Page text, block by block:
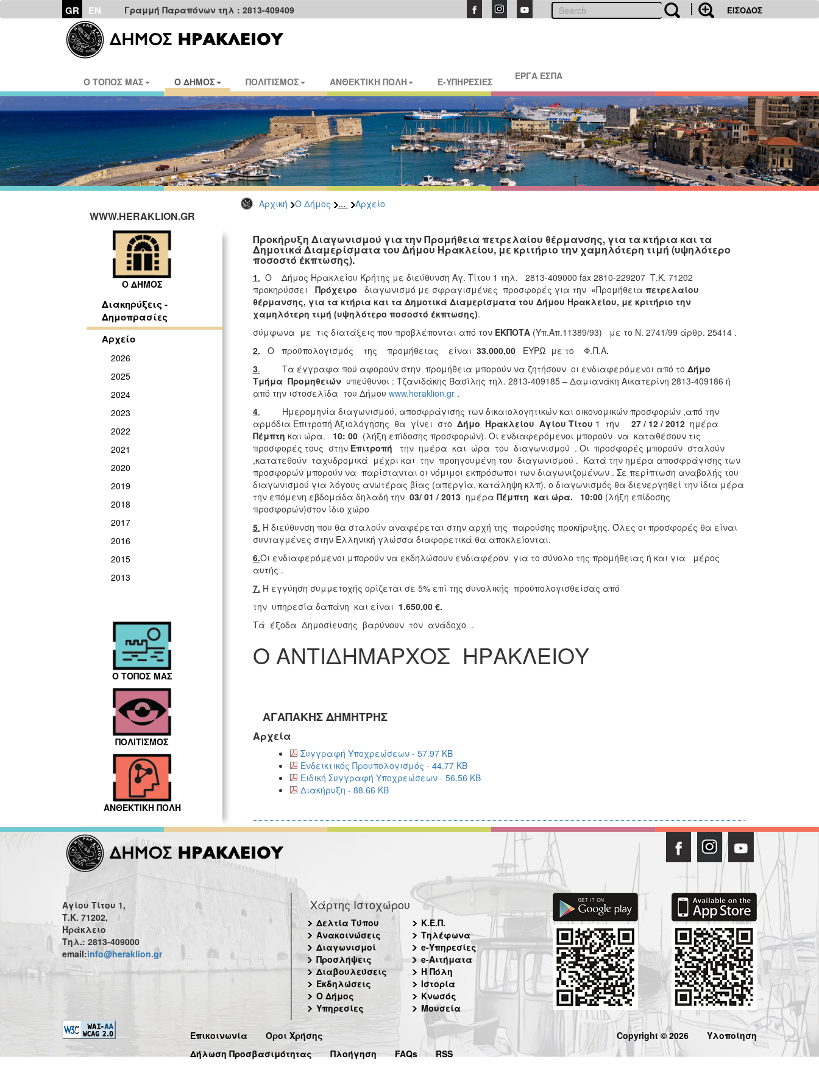
GR EN Γραμμή Παραπόνων τηλ : 2813-409409 ΕΙΣΟΔΟΣ
Ο ΤΟΠΟΣ ΜΑΣ Ο ΔΗΜΟΣ ΠΟΛΙΤΙΣΜΟΣ ΑΝΘΕΚΤΙΚΗ ΠΟΛΗ E-ΥΠΗΡΕΣΙΕΣ ΕΡΓΑ ΕΣΠΑ
Αρχική Ο Δήμος ... Αρχείο
WWW.HERAKLION.GR
Ο ΔΗΜΟΣ
Διακηρύξεις -
Δημοπρασίες
Αρχείο
2026
2025
2024
2023
2022
2021
2020
2019
2018
2017
2016
2015
2013
Ο ΤΟΠΟΣ ΜΑΣ
ΠΟΛΙΤΙΣΜΟΣ
ΑΝΘΕΚΤΙΚΗ ΠΟΛΗ
Προκήρυξη Διαγωνισμού για την Προμήθεια πετρελαίου θέρμανσης, για τα κτήρια και τα
Δημοτικά Διαμερίσματα του Δήμου Ηρακλείου, με κριτήριο την χαμηλότερη τιμή (υψηλότερο
ποσοστό έκπτωσης).
1. Ο Δήμος Ηρακλείου Κρήτης με διεύθυνση Αγ. Τίτου 1 τηλ. 2813-409000 fax 2810-229207 Τ.Κ. 71202
προκηρύσσει Πρόχειρο διαγωνισμό με σφραγισμένες προσφορές για την «Προμήθεια πετρελαίου
θέρμανσης, για τα κτήρια και τα Δημοτικά Διαμερίσματα του Δήμου Ηρακλείου, με κριτήριο την
χαμηλότερη τιμή (υψηλότερο ποσοστό έκπτωσης).
σύμφωνα με τις διατάξεις που προβλέπονται από τον ΕΚΠΟΤΑ(Υπ.Απ.11389/93) με το Ν. 2741/99 άρθρ. 25414 .
2.
Ο προϋπολογισμός της προμήθειας είναι 33.000,00 ΕΥΡΩ με το Φ.Π.Α.
3. Τα έγγραφα πού αφορούν στην προμήθεια μπορούν να ζητήσουν οι ενδιαφερόμενοι από το Δήμο
Τμήμα Προμηθειώνυπεύθυνοι : Τζανιδάκης Βασίλης τηλ. 2813-409185 – Δαμιανάκη Αικατερίνη 2813-409186 ή
από την ιστοσελίδα του Δήμου www.heraklion.gr.
4. Ημερομηνία διαγωνισμού, αποσφράγισης των δικαιολογητικών και οικονομικών προσφορών ,από την
αρμόδια Επιτροπή Αξιολόγησης θα γίνει στο Δήμο Ηρακλείου Αγίου Τίτου 1 την 27 / 12 / 2012ημέρα
Πέμπτη και ώρα. 10: 00 (λήξη επίδοσης προσφορών). Οι ενδιαφερόμενοι μπορούν να καταθέσουν τις
προσφορές τους στην Επιτροπή την ημέρα και ώρα του διαγωνισμού . Οι προσφορές μπορούν σταλούν
,κατατεθούν ταχυδρομικά μέχρι και την προηγουμένη του διαγωνισμού . Κατά την ημέρα αποσφράγισης των
προσφορών μπορούν να παρίστανται οι νόμιμοι εκπρόσωποι των διαγωνιζομένων . Σε περίπτωση αναβολής του
διαγωνισμού για λόγους ανωτέρας βίας (απεργία, κατάληψη κλπ), ο διαγωνισμός θα διενεργηθεί την ίδια μέρα
την επόμενη εβδομάδα δηλαδή την 03/ 01 / 2013 ημέρα Πέμπτη και ώρα. 10:00 (λήξη επίδοσης
προσφορών)στον ίδιο χώρο
5. Η διεύθυνση που θα σταλούν αναφέρεται στην αρχή της παρούσης προκήρυξης. Όλες οι προσφορές θα είναι
συνταγμένες στην Ελληνική γλώσσα διαφορετικά θα αποκλείονται.
6.Οι ενδιαφερόμενοι μπορούν να εκδηλώσουν ενδιαφέρον για το σύνολο της προμήθειας ή και για μέρος
αυτής .
7. Η εγγύηση συμμετοχής ορίζεται σε 5% επί της συνολικής προϋπολογισθείσας από
την υπηρεσία δαπάνη και είναι 1.650,00 €.
Tά έξοδα Δημοσίευσης βαρύνουν τον ανάδοχο .
O ΑΝΤΙΔΗΜΑΡΧΟΣ ΗΡΑΚΛΕΙΟΥ
ΑΓΑΠΑΚΗΣ ΔΗΜΗΤΡΗΣ
Αρχεία
Συγγραφή Υποχρεώσεων - 57.97 KB
Ενδεικτικός Προυπολογισμός - 44.77 KB
Ειδική Συγγραφή Υποχρεώσεων - 56.56 KB
Διακήρυξη - 88.66 KB
Αγίου Τίτου 1,
Τ.Κ. 71202,
Ηράκλειο
Τηλ.: 2813-409000
email:info@heraklion.gr
Χάρτης Ιστοχώρου
Δελτία Τύπου
Ανακοινώσεις
Διαγωνισμοί
Προσλήψεις
Διαβουλεύσεις
Εκδηλώσεις
Ο Δήμος
Υπηρεσίες
Κ.Ε.Π.
Τηλέφωνα
e-Υπηρεσίες
e-Αιτήματα
Η Πόλη
Ιστορία
Κνωσός
Μουσεία
Επικοινωνία
Όροι Χρήσης
Δήλωση Προσβασιμότητας
Πλοήγηση FAQs RSS
Copyright © 2026 Υλοποίηση